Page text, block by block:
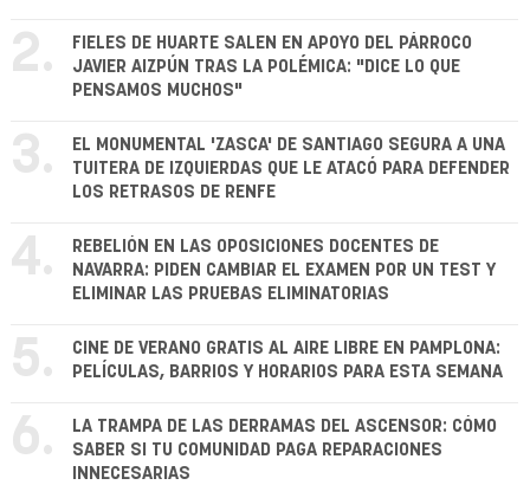
2.
FIELES DE HUARTE SALEN EN APOYO DEL PÁRROCO
JAVIER AIZPÚN TRAS LA POLÉMICA: "DICE LO QUE
PENSAMOS MUCHOS"
3.
EL MONUMENTAL 'ZASCA' DE SANTIAGO SEGURA A UNA
TUITERA DE IZQUIERDAS QUE LE ATACÓ PARA DEFENDER
LOS RETRASOS DE RENFE
4.
REBELIÓN EN LAS OPOSICIONES DOCENTES DE
NAVARRA: PIDEN CAMBIAR EL EXAMEN POR UN TEST Y
ELIMINAR LAS PRUEBAS ELIMINATORIAS
5.
CINE DE VERANO GRATIS AL AIRE LIBRE EN PAMPLONA:
PELÍCULAS, BARRIOS Y HORARIOS PARA ESTA SEMANA
6.
LA TRAMPA DE LAS DERRAMAS DEL ASCENSOR: CÓMO
SABER SI TU COMUNIDAD PAGA REPARACIONES
INNECESARIAS